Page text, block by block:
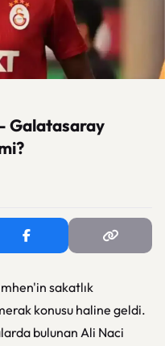
Galatasaray
sakatlık
konusu haline geldi.
bulunan Ali Naci